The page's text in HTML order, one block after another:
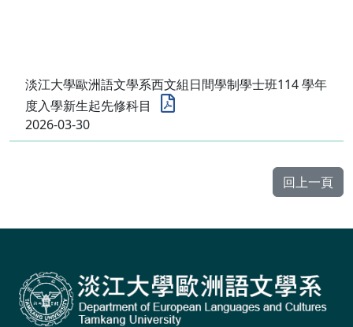
淡江大學歐洲語文學系西文組日間學制學士班114 學年
度入學新生起先修科目
2026-03-30
回上一頁